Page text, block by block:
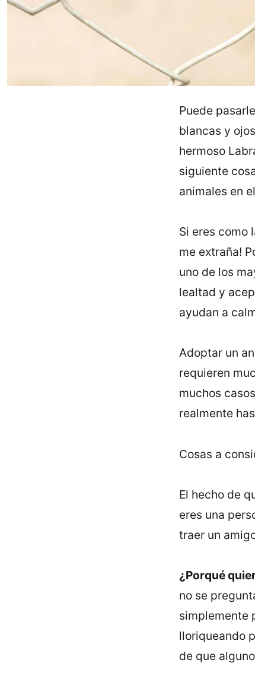
Puede
blancas y
hermoso
siguiente
animales en
Si eres como
me extraña!
uno de los
lealtad y
ayudan a
Adoptar un
requieren
muchos
realmente
Cosas a
El hecho de
eres una
traer un
¿Porqué
no se
simplemente
lloriqueando
de que